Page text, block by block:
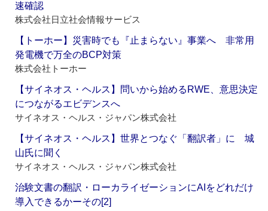
速確認
株式会社日立社会情報サービス
【トーホー】災害時でも『止まらない』事業へ 非常用
発電機で万全のBCP対策
株式会社トーホー
【サイネオス・ヘルス】問いから始めるRWE、意思決定
につながるエビデンスへ
サイネオス・ヘルス・ジャパン株式会社
【サイネオス・ヘルス】世界とつなぐ「翻訳者」に 城
山氏に聞く
サイネオス・ヘルス・ジャパン株式会社
治験文書の翻訳・ローカライゼーションにAIをどれだけ
導入できるかーその[2]